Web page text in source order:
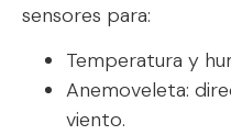
sensores para:
Temperatura y
Anemoveleta:
viento.